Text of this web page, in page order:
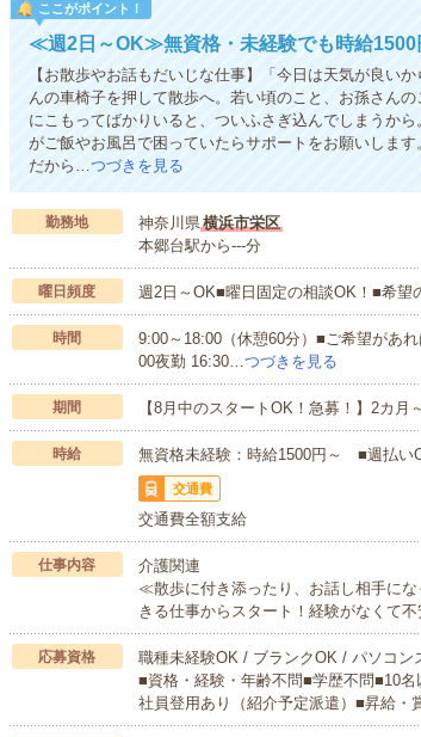
ここがポイント！
≪週2日～OK≫無資格・未経験でも時給1500
【お散歩やお話もだいじな仕事】「今日は天気が良い
んの車椅子を押して散歩へ。若い頃のこと、お孫さん
にこもってばかりいると、ついふさぎ込んでしまうか
がご飯やお風呂で困っていたらサポートをお願いしま
だから…つづきを見る
勤務地 神奈川県横浜市栄区
本郷台駅から---分
曜日頻度 週2日～OK■曜日固定の相談OK！■希望
時間
9:00～18:00（休憩60分）■ご希望があ
00夜勤 16:30…つづきを見る
期間 【8月中のスタートOK！急募！】2カ
時給 無資格未経験：時給1500円～ ■週払
交通費
交通費全額支給
仕事内容
介護関連
≪散歩に付き添ったり、お話し相手に
きる仕事からスタート！経験がなくて
応募資格
職種未経験OK / ブランクOK / パソコン
■資格・経験・年齢不問■学歴不問■10
社員登用あり（紹介予定派遣）■昇給・